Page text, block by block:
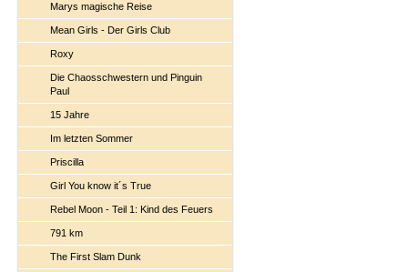
Marys magische Reise
Mean Girls - Der Girls Club
Roxy
Die Chaosschwestern und Pinguin
Paul
15 Jahre
Im letzten Sommer
Priscilla
Girl You know it´s True
Rebel Moon - Teil 1: Kind des Feuers
791 km
The First Slam Dunk